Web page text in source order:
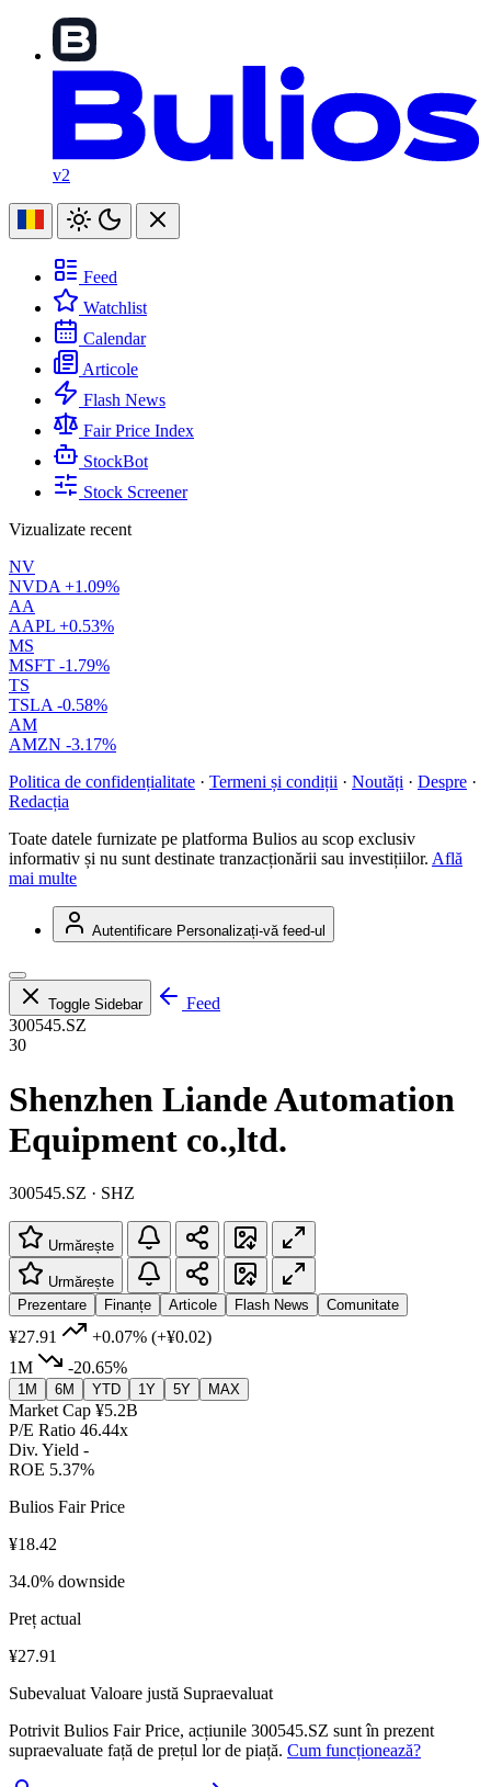
v2
Feed
Watchlist
Calendar
Articole
Flash News
Fair Price Index
StockBot
Stock Screener
Vizualizate recent
NV
NVDA +1.09%
AA
AAPL +0.53%
MS
MSFT -1.79%
TS
TSLA -0.58%
AM
AMZN -3.17%
Politica de confidențialitate · Termeni și condiții · Noutăți · Despre ·
Redacția
Toate datele furnizate pe platforma Bulios au scop exclusiv
informativ și nu sunt destinate tranzacționării sau investițiilor. Află
mai multe
Autentificare Personalizați-vă feed-ul
Toggle Sidebar
Feed
300545.SZ
30
Shenzhen Liande Automation
Equipment co.,ltd.
300545.SZ · SHZ
Urmărește
Urmărește
Prezentare
Finanțe Articole Flash News Comunitate
¥27.91 +0.07% (+¥0.02)
1M
-20.65%
1M 6M YTD 1Y 5Y MAX
Market Cap ¥5.2B
P/E Ratio 46.44x
Div. Yield -
ROE 5.37%
Bulios Fair Price
¥18.42
34.0% downside
Preț actual
¥27.91
Subevaluat Valoare justă Supraevaluat
Potrivit Bulios Fair Price, acțiunile 300545.SZ sunt în prezent
supraevaluate față de prețul lor de piață. Cum funcționează?